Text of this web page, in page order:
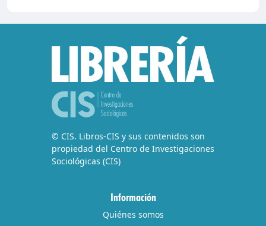
© CIS. Libros-CIS y sus contenidos son
propiedad del Centro de Investigaciones
Sociológicas (CIS)
Información
Quiénes somos